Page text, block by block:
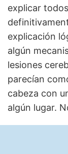
explicar
explicación
algún
lesiones
parecían
cabeza con
algún lugar.